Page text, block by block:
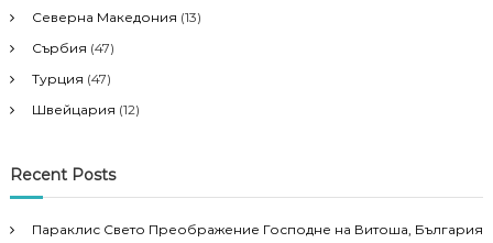
Северна Македония (13)
Сърбия (47)
Турция (47)
Швейцария (12)
Recent Posts
Параклис Свето Преображение Господне на Витоша, България